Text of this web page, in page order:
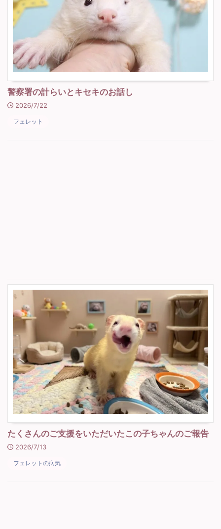
警察署の計らいとキセキのお話し
2026/7/22
フェレット
たくさんのご支援をいただいたこの子ちゃんのご報告
2026/7/13
フェレットの病気